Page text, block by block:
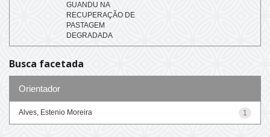
GUANDU NA
RECUPERAÇÃO DE
PASTAGEM
DEGRADADA
Busca facetada
Orientador
1
Alves, Estenio Moreira